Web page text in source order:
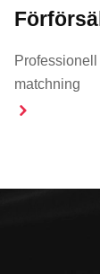
matchning